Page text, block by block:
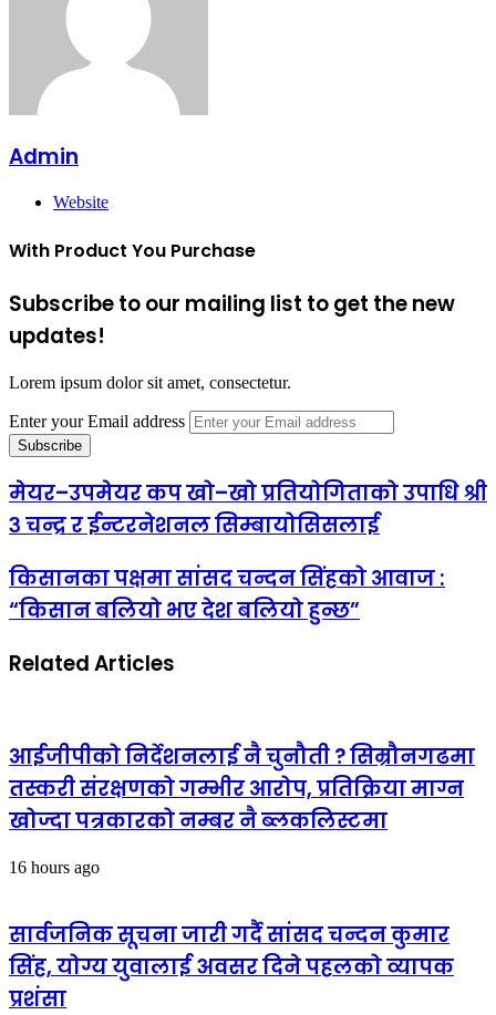
Admin
Website
With Product You Purchase
Subscribe to our mailing list to get the new
updates!
Lorem ipsum dolor sit amet, consectetur.
Enter your Email address
मेयर–उपमेयर कप खो–खो प्रतियोगिताको उपाधि श्री
३ चन्द्र र ईन्टरनेशनल सिम्बायोसिसलाई
किसानका पक्षमा सांसद चन्दन सिंहको आवाज :
“किसान बलियो भए देश बलियो हुन्छ”
Related Articles
आईजीपीको निर्देशनलाई नै चुनौती ? सिम्रौनगढमा
तस्करी संरक्षणको गम्भीर आरोप, प्रतिक्रिया माग्न
खोज्दा पत्रकारको नम्बर नै ब्लकलिस्टमा
16 hours ago
सार्वजनिक सूचना जारी गर्दै सांसद चन्दन कुमार
सिंह, योग्य युवालाई अवसर दिने पहलको व्यापक
प्रशंसा